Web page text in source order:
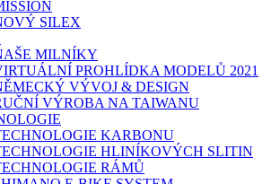
SILEX
MILNÍKY
PROHLÍDKA MODELŮ 2021
VÝVOJ & DESIGN
VÝROBA NA TAIWANU
KARBONU
HLINÍKOVÝCH SLITIN
RÁMŮ